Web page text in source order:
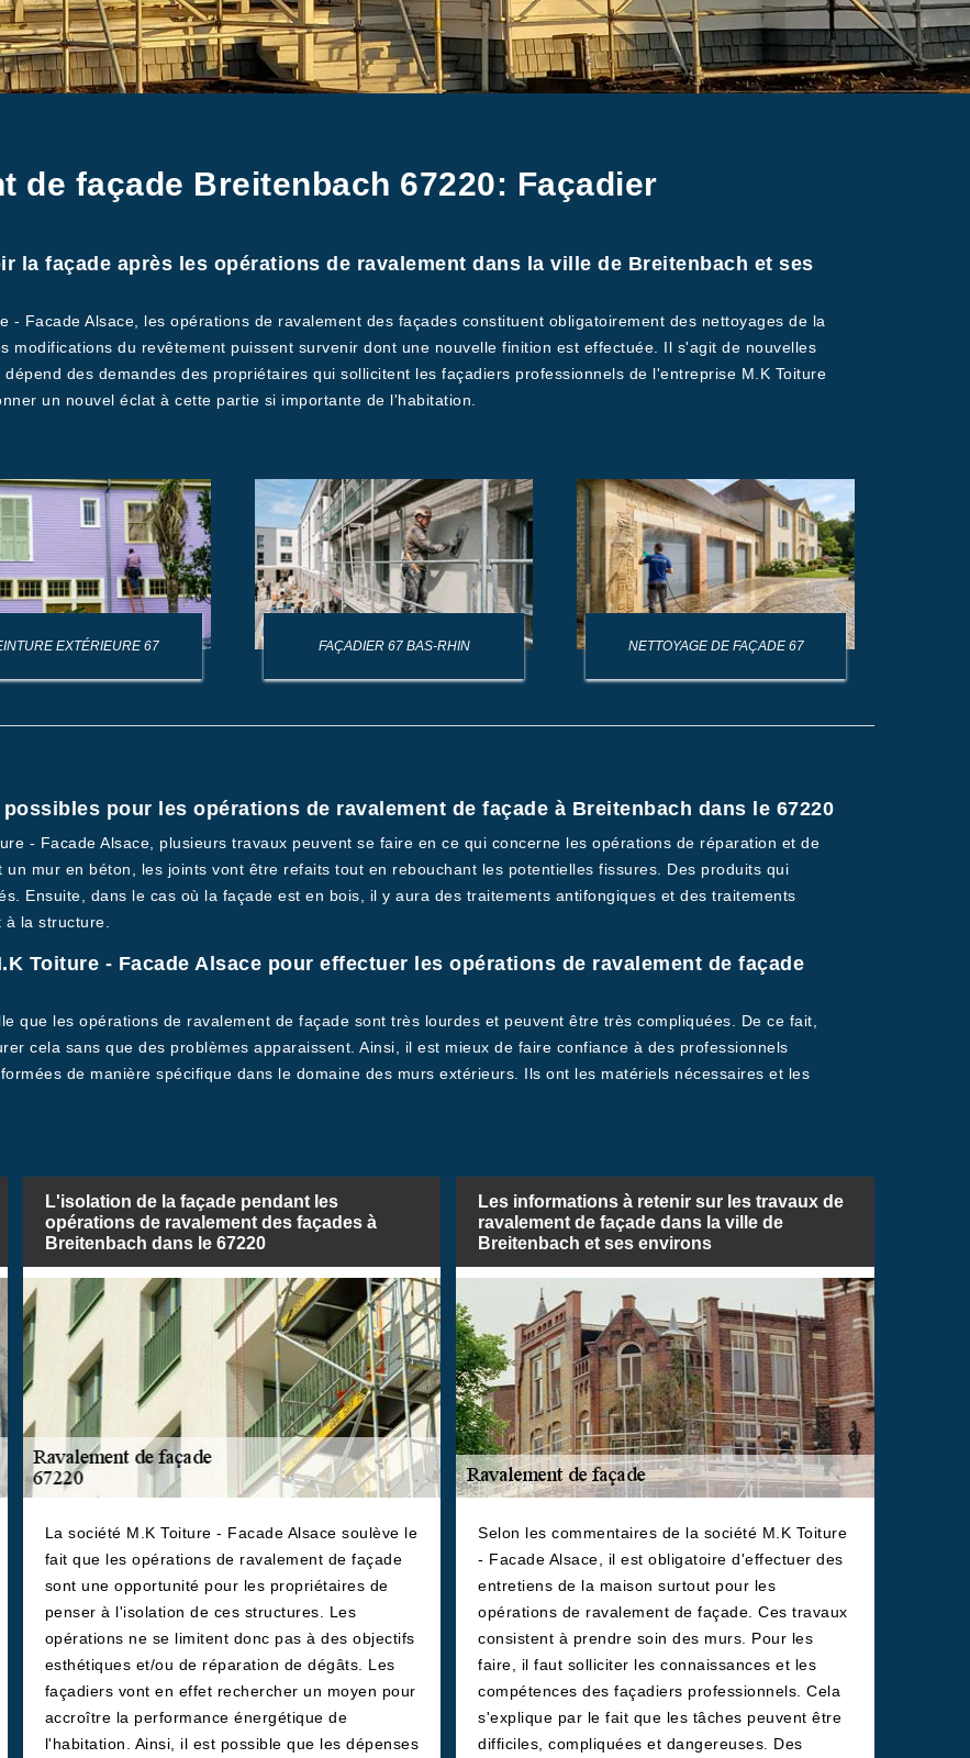
de façade Breitenbach 67220: Façadier
la façade après les opérations de ravalement dans la ville de Breitenbach et ses
- Facade Alsace, les opérations de ravalement des façades constituent obligatoirement des nettoyages de la
modifications du revêtement puissent survenir dont une nouvelle finition est effectuée. Il s'agit de nouvelles
des demandes des propriétaires qui sollicitent les façadiers professionnels de l'entreprise M.K Toiture
un nouvel éclat à cette partie si importante de l'habitation.
EXTÉRIEURE 67 FAÇADIER 67 BAS-RHIN NETTOYAGE DE FAÇADE 67
pour les opérations de ravalement de façade à Breitenbach dans le 67220
- Facade Alsace, plusieurs travaux peuvent se faire en ce qui concerne les opérations de réparation et de
mur en béton, les joints vont être refaits tout en rebouchant les potentielles fissures. Des produits qui
Ensuite, dans le cas où la façade est en bois, il y aura des traitements antifongiques et des traitements
la structure.
Toiture - Facade Alsace pour effectuer les opérations de ravalement de façade
que les opérations de ravalement de façade sont très lourdes et peuvent être très compliquées. De ce fait,
cela sans que des problèmes apparaissent. Ainsi, il est mieux de faire confiance à des professionnels
de manière spécifique dans le domaine des murs extérieurs. Ils ont les matériels nécessaires et les
L'isolation de la façade pendant les
opérations de ravalement des façades à
Breitenbach dans le 67220
La société M.K Toiture - Facade Alsace soulève le
fait que les opérations de ravalement de façade
sont une opportunité pour les propriétaires de
penser à l'isolation de ces structures. Les
opérations ne se limitent donc pas à des objectifs
esthétiques et/ou de réparation de dégâts. Les
façadiers vont en effet rechercher un moyen pour
accroître la performance énergétique de
l'habitation. Ainsi, il est possible que les dépenses
Les informations à retenir sur les travaux de
ravalement de façade dans la ville de
Breitenbach et ses environs
Selon les commentaires de la société M.K Toiture
- Facade Alsace, il est obligatoire d'effectuer des
entretiens de la maison surtout pour les
opérations de ravalement de façade. Ces travaux
consistent à prendre soin des murs. Pour les
faire, il faut solliciter les connaissances et les
compétences des façadiers professionnels. Cela
s'explique par le fait que les tâches peuvent être
difficiles, compliquées et dangereuses. Des